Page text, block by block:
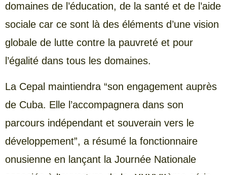
domaines de l’éducation, de la santé et de l’aide
sociale car ce sont là des éléments d’une vision
globale de lutte contre la pauvreté et pour
l’égalité dans tous les domaines.
La Cepal maintiendra “son engagement auprès
de Cuba. Elle l’accompagnera dans son
parcours indépendant et souverain vers le
développement”, a résumé la fonctionnaire
onusienne en lançant la Journée Nationale